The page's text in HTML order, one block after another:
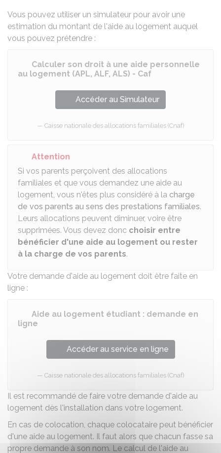
Vous pouvez utiliser un simulateur pour avoir une
estimation du montant de l'aide au logement auquel
vous pouvez prétendre :
Calculer son droit à une aide personnelle
au logement (APL, ALF, ALS) - Caf
Accéder au Simulateur
Caisse nationale des allocations familiales (Cnaf)
Attention
Si vos parents perçoivent des allocations
familiales et que vous demandez une aide au
logement, vous n'êtes plus considéré à la charge
de vos parents au sens des prestations familiales.
Leurs allocations peuvent diminuer, voire être
supprimées. Vous devez donc choisir entre
bénéficier d'une aide au logement ou rester
à la charge de vos parents.
Votre demande d'aide au logement doit être faite en
ligne :
Aide au logement étudiant : demande en
ligne
Accéder au service en ligne
Caisse nationale des allocations familiales (Cnaf)
Il est recommandé de faire votre demande d'aide au
logement dès l'installation dans votre logement.
En cas de colocation, chaque colocataire peut bénéficier
d'une aide au logement. Il faut alors que chacun fasse sa
propre demande à son nom. Le calcul de l'aide au